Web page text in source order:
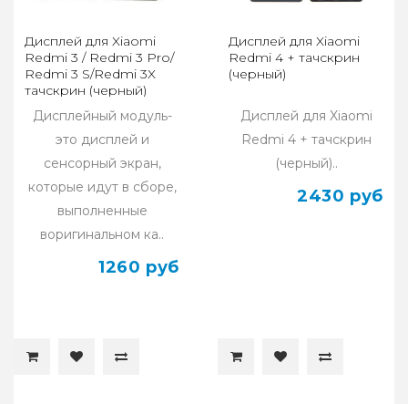
Дисплей для Xiaomi
Redmi 3 / Redmi 3 Pro/
Redmi 3 S/Redmi 3X
тачскрин (черный)
оригинал
Дисплейный модуль-
это дисплей и
сенсорный экран,
которые идут в сборе,
выполненные
воригинальном ка..
1260 руб
Дисплей для Xiaomi
Redmi 4 + тачскрин
(черный)
Дисплей для Xiaomi
Redmi 4 + тачскрин
(черный)..
2430 руб